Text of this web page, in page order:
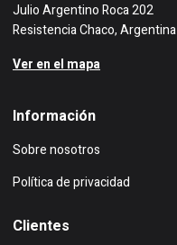
Julio Argentino Roca 202
Resistencia Chaco, Argentina
Ver en el mapa
Información
Sobre nosotros
Política de privacidad
Clientes